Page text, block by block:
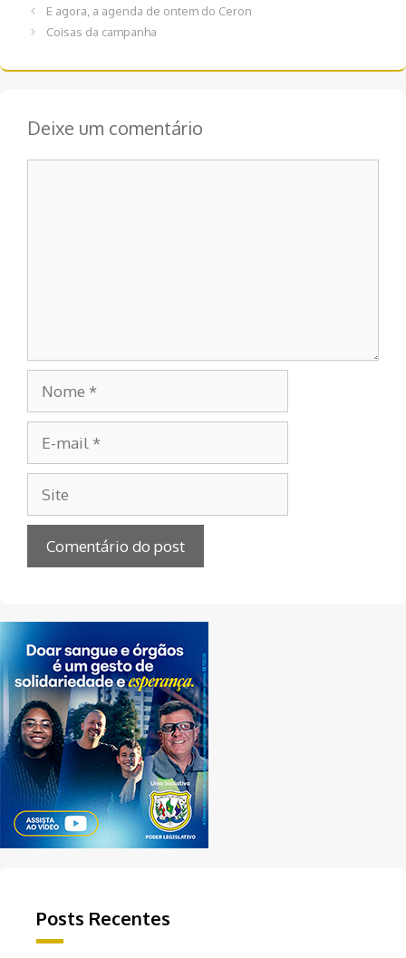
Navegação
de
E agora, a agenda de ontem do Ceron
Coisas da campanha
Deixe um comentário
mail
Posts Recentes